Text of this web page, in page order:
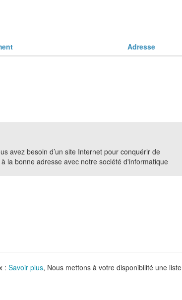
Adresse
avez besoin d’un site Internet pour conquérir de
la bonne adresse avec notre société d'informatique
: Savoir plus, Nous mettons à votre disponibilité une liste